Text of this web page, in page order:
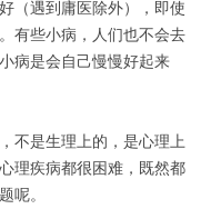
（遇到庸医除外），即使
有些小病，人们也不会去
病是会自己慢慢好起来
不是生理上的，是心理上
理疾病都很困难，既然都
呢。